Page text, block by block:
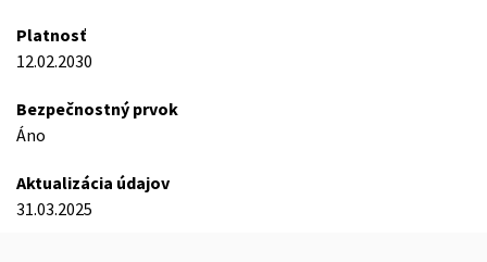
Platnosť
12.02.2030
Bezpečnostný prvok
Áno
Aktualizácia údajov
31.03.2025